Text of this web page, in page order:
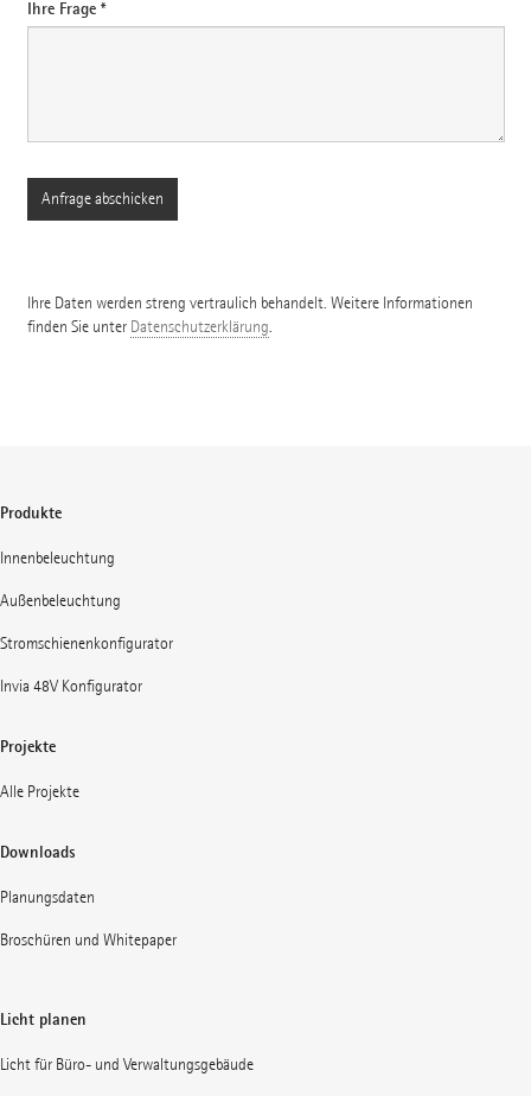
Ihre Frage *
Ihre Daten werden streng vertraulich behandelt. Weitere Informationen
finden Sie unter Datenschutzerklärung.
Produkte
Innenbeleuchtung
Außenbeleuchtung
Stromschienenkonfigurator
Invia 48V Konfigurator
Projekte
Alle Projekte
Downloads
Planungsdaten
Broschüren und Whitepaper
Licht planen
Licht für Büro- und Verwaltungsgebäude